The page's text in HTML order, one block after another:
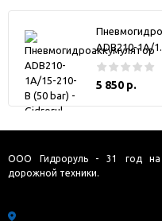
ADB210-1A/1...
5 850 р.
ООО Гидроруль - 31 год на
дорожной техники.